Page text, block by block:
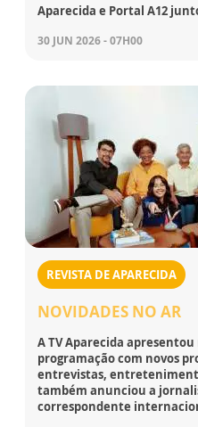
Aparecida e Portal A12
30 JUN 2026 - 07H00
REVISTA DE APARECIDA
NOVIDADES NO AR
A TV Aparecida
programação com novos
entrevistas,
também anunciou a
correspondente